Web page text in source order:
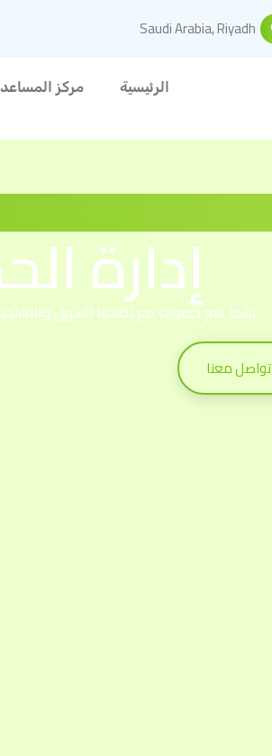
Saudi Arabia, Riyadh
الرئيسية مركز
إدارة
بسّط تتبع حضورك مع نظامنا السهل
تواصل معنا